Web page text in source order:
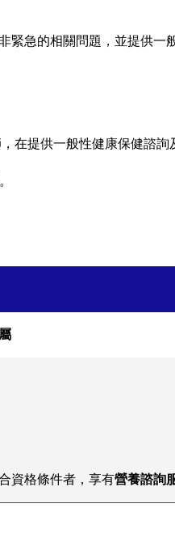
緊急的相關問題，並提供一
在提供一般性健康保健諮
資格條件者，享有營養諮詢